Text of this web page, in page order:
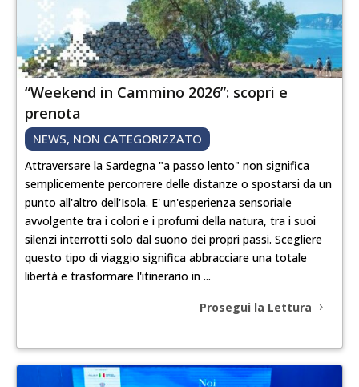
“Weekend in Cammino 2026”: scopri e
prenota
NEWS, NON CATEGORIZZATO
Attraversare la Sardegna "a passo lento" non significa
semplicemente percorrere delle distanze o spostarsi da un
punto all'altro dell'Isola. E' un'esperienza sensoriale
avvolgente tra i colori e i profumi della natura, tra i suoi
silenzi interrotti solo dal suono dei propri passi. Scegliere
questo tipo di viaggio significa abbracciare una totale
libertà e trasformare l'itinerario in ...
Prosegui la Lettura